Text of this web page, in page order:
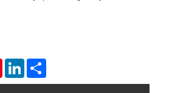
PinterestLinkedIn